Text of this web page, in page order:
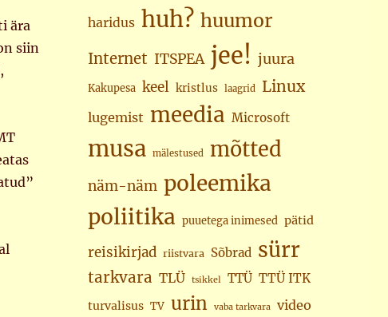
ära
siin
haridus huh? huumor
Internet ITSPEA jee! juura
Kakupesa keel kristlus laagrid Linux
lugemist meedia Microsoft
musa mälestused mõtted
näm-näm poleemika
poliitika puuetega inimesed pätid
reisikirjad riistvara Sõbrad sürr
tarkvara TLÜ tsikkel TTÜ TTÜ ITK
turvalisus TV urin vaba tarkvara video